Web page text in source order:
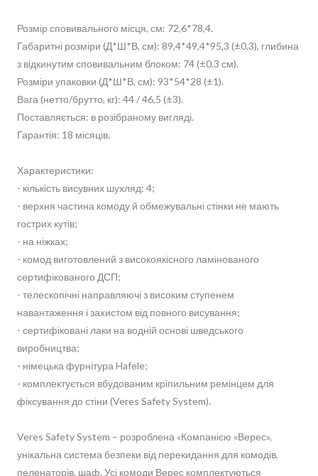
Розмір сповивального місця, см: 72,6*78,4.
Габаритні розміри (Д*Ш*В, см): 89,4*49,4*95,3 (±0,3), глибина
з відкинутим сповивальним блоком: 74 (±0,3 см).
Розміри упаковки (Д*Ш*В, см): 93*54*28 (±1).
Вага (нетто/брутто, кг): 44 / 46,5 (±3).
Поставляється: в розібраному вигляді.
Гарантія: 18 місяців.
Характеристики:
- кількість висувних шухляд: 4;
- верхня частина комоду й обмежувальні стінки не мають
гострих кутів;
- на ніжках;
- комод виготовлений з високоякісного ламінованого
сертифікованого ДСП;
- телескопічні направляючі з високим ступенем
навантаження і захистом від повного висування;
- сертифіковані лаки на водній основі шведського
виробництва;
- німецька фурнітура Hafele;
- комплектується вбудованим кріпильним ремінцем для
фіксування до стіни (Veres Safety System).
Veres Safety System – розроблена «Компанією «Верес»,
унікальна система безпеки від перекидання для комодів,
пеленаторів, шаф. Усі комоди Верес комплектуються